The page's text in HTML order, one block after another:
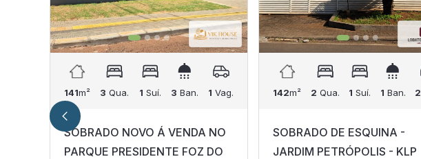
141m² 3 Qua. 1 Suí. 3 Ban. 1 Vag.
SOBRADO NOVO Á VENDA NO
PARQUE PRESIDENTE FOZ DO
142m² 2 Qua. 1 Suí. 1 Ban. 2
SOBRADO DE ESQUINA -
JARDIM PETRÓPOLIS - KLP